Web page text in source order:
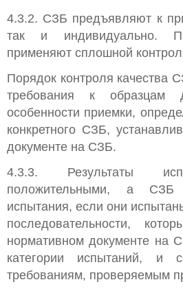
4.3.2. СЗБ предъявляют к
так и индивидуально.
применяют сплошной
Порядок контроля качества
требования к образцам
особенности приемки,
конкретного СЗБ,
документе на СЗБ.
4.3.3. Результаты
положительными, а
испытания, если они
последовательности,
нормативном документе на
категории испытаний, и
требованиям, проверяемым